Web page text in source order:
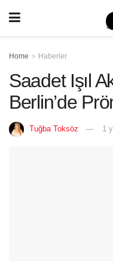
Home Haberler
Saadet Işıl
Berlin’de
Tuğba Toksöz 1